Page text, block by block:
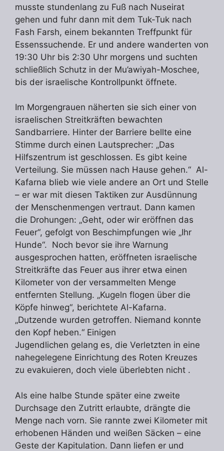
musste stundenlang zu Fuß nach Nuseirat
gehen und fuhr dann mit dem Tuk-Tuk nach
Fash Farsh, einem bekannten Treffpunkt für
Essenssuchende. Er und andere wanderten von
19:30 Uhr bis 2:30 Uhr morgens und suchten
schließlich Schutz in der Mu’awiyah-Moschee,
bis der israelische Kontrollpunkt öffnete.
Im Morgengrauen näherten sie sich einer von
israelischen Streitkräften bewachten
Sandbarriere. Hinter der Barriere bellte eine
Stimme durch einen Lautsprecher: „Das
Hilfszentrum ist geschlossen. Es gibt keine
Verteilung. Sie müssen nach Hause gehen.“ Al-
Kafarna blieb wie viele andere an Ort und Stelle
– er war mit diesen Taktiken zur Ausdünnung
der Menschenmengen vertraut. Dann kamen
die Drohungen: „Geht, oder wir eröffnen das
Feuer“, gefolgt von Beschimpfungen wie „Ihr
Hunde“. Noch bevor sie ihre Warnung
ausgesprochen hatten, eröffneten israelische
Streitkräfte das Feuer aus ihrer etwa einen
Kilometer von der versammelten Menge
entfernten Stellung. „Kugeln flogen über die
Köpfe hinweg“, berichtete Al-Kafarna.
„Dutzende wurden getroffen. Niemand konnte
den Kopf heben.“ Einigen
Jugendlichen gelang es, die Verletzten in eine
nahegelegene Einrichtung des Roten Kreuzes
zu evakuieren, doch viele überlebten nicht .
Als eine halbe Stunde später eine zweite
Durchsage den Zutritt erlaubte, drängte die
Menge nach vorn. Sie rannte zwei Kilometer mit
erhobenen Händen und weißen Säcken – eine
Geste der Kapitulation. Dann liefen er und